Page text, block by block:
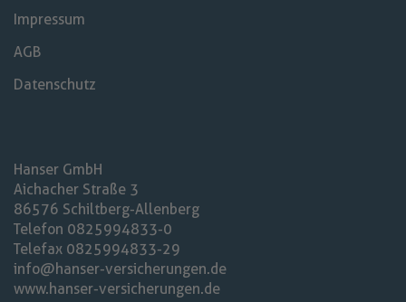
Impressum
AGB
Datenschutz
Hanser GmbH
Aichacher Straße 3
86576 Schiltberg-Allenberg
Telefon 08259 94833-0
Telefax 08259 94833-29
info@hanser-versicherungen.de
www.hanser-versicherungen.de